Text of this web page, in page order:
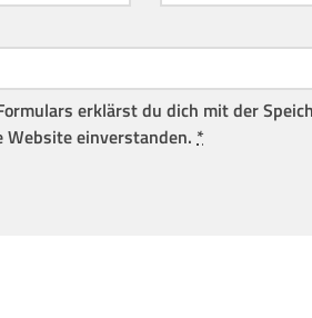
erklärst du dich mit der
Website einverstanden. *